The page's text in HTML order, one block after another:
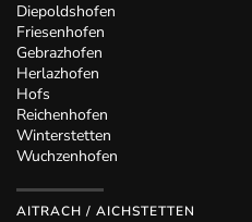
Diepoldshofen
Friesenhofen
Gebrazhofen
Herlazhofen
Hofs
Reichenhofen
Winterstetten
Wuchzenhofen
AITRACH / AICHSTETTEN